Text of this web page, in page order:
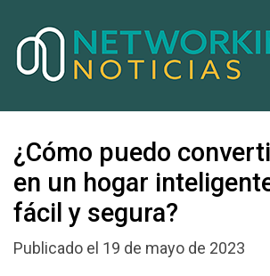
¿Cómo puedo
en un hogar
fácil y segura?
Publicado el 19 de mayo de 2023